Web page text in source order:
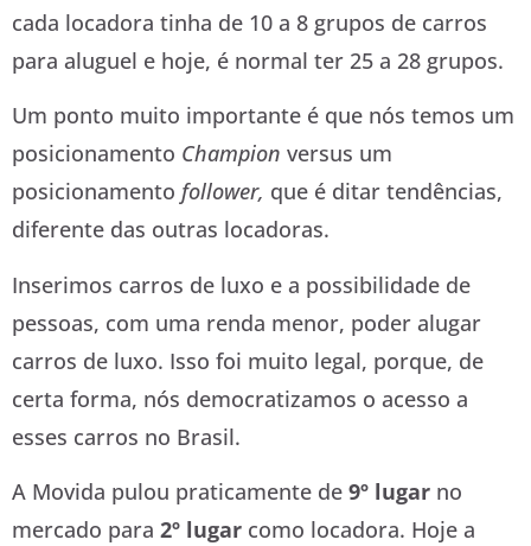
cada locadora tinha de 10 a 8 grupos de carros
para aluguel e hoje, é normal ter 25 a 28 grupos.
Um ponto muito importante é que nós temos um
posicionamento Champion versus um
posicionamento follower, que é ditar tendências,
diferente das outras locadoras.
Inserimos carros de luxo e a possibilidade de
pessoas, com uma renda menor, poder alugar
carros de luxo. Isso foi muito legal, porque, de
certa forma, nós democratizamos o acesso a
esses carros no Brasil.
A Movida pulou praticamente de 9º lugar no
mercado para 2º lugar como locadora. Hoje a